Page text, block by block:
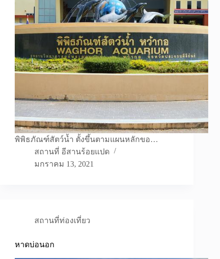
พิพิธภัณฑ์สัตว์น้ำ ตั้งขึ้นตามแผนหลักขอ…
สถานที่ อีสานร้อยแปด
มกราคม 13, 2021
สถานที่ท่องเที่ยว
หาดบ่อนอก